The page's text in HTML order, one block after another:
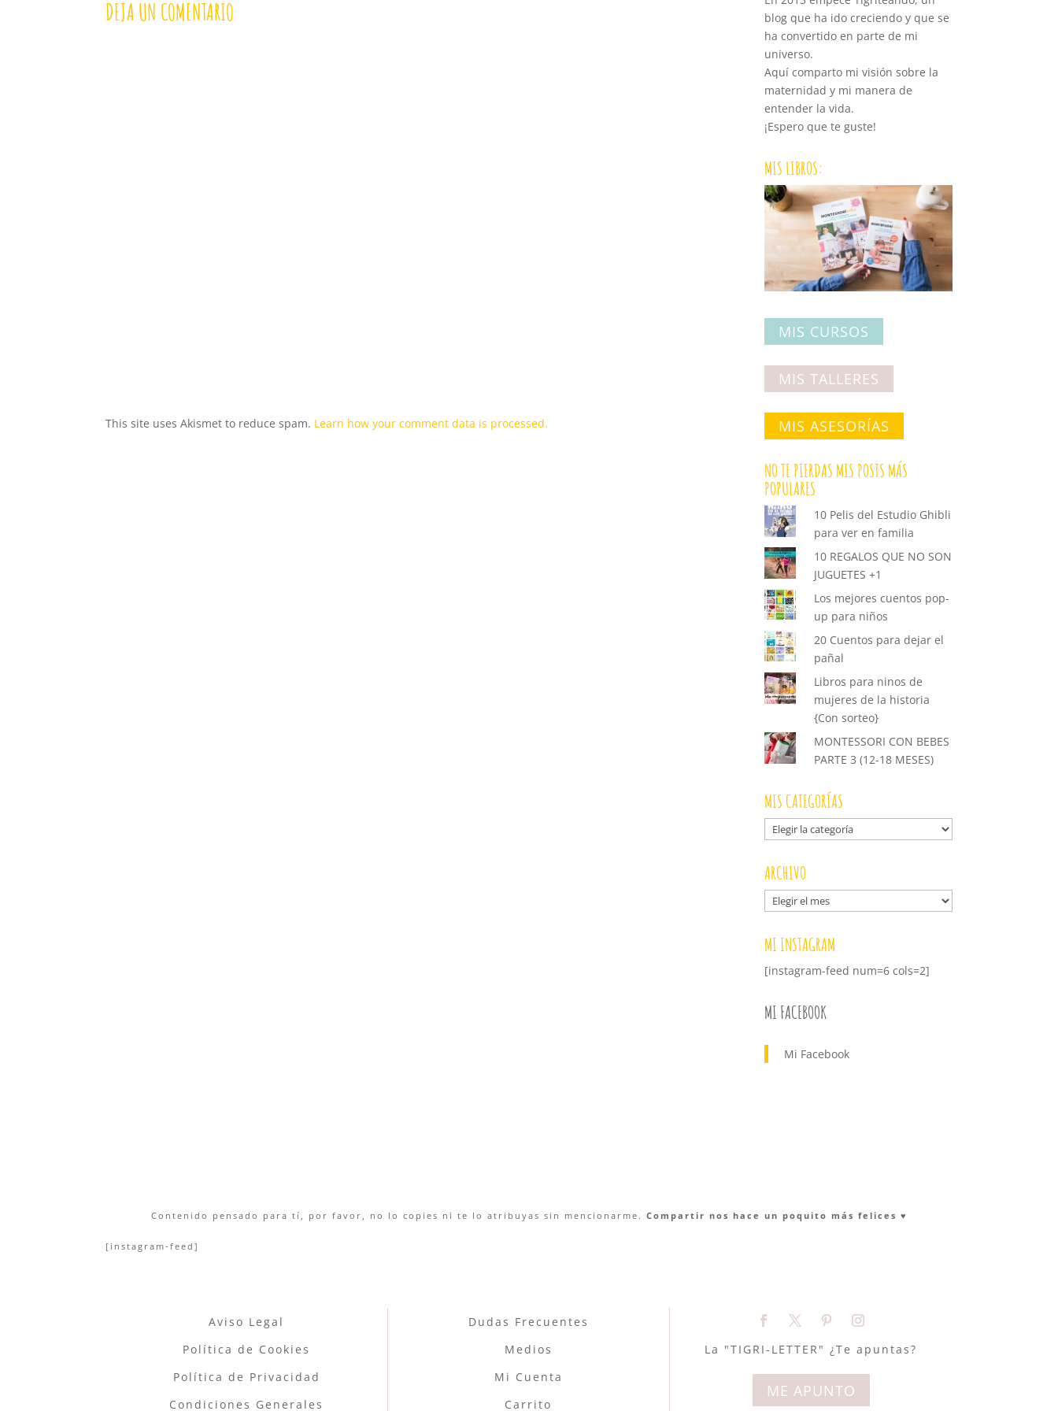
DEJA UN COMENTARIO
This site uses Akismet to reduce spam. Learn how your comment data is processed.
blog que ha ido creciendo y que se
ha convertido en parte de mi
universo.
Aquí comparto mi visión sobre la
maternidad y mi manera de
entender la vida.
¡Espero que te guste!
MIS LIBROS:
MIS CURSOS
MIS TALLERES
MIS ASESORÍAS
NO TE PIERDAS MIS POSTS MÁS
POPULARES
10 Pelis del Estudio Ghibli
para ver en familia
10 REGALOS QUE NO SON
JUGUETES +1
Los mejores cuentos pop-
up para niños
20 Cuentos para dejar el
pañal
Libros para ninos de
mujeres de la historia
{Con sorteo}
MONTESSORI CON BEBES
PARTE 3 (12-18 MESES)
MIS CATEGORÍAS
Mis
categorías
ARCHIVO
Archivo
MI INSTAGRAM
[instagram-feed num=6 cols=2]
MI FACEBOOK
Mi Facebook
Contenido pensado para tí, por favor, no lo copies ni te lo atribuyas sin mencionarme. Compartir nos hace un poquito más felices ♥︎
[instagram-feed]
Aviso Legal
Política de Cookies
Política de Privacidad
Condiciones Generales
Dudas Frecuentes
Medios
Mi Cuenta
Carrito
La "TIGRI-LETTER" ¿Te apuntas?
ME APUNTO